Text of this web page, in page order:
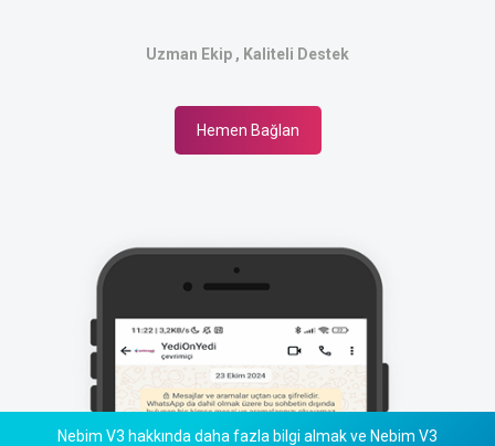
Uzman Ekip , Kaliteli Destek
Hemen Bağlan
Nebim V3 hakkında daha fazla bilgi almak ve Nebim V3